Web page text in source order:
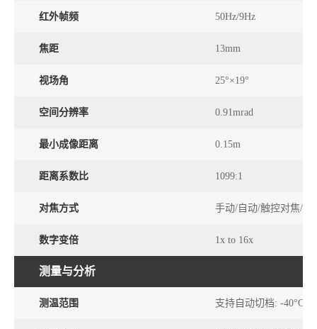
红外帧频 50Hz/9Hz
焦距 13mm
视场角 25°×19°
空间分辨率 0.91mrad
最小成像距离 0.15m
距离系数比 1099:1
对焦方式 手动/自动/触控对焦/连
数字变倍 1x to 16x
测量与分析
测温范围 支持自动切档: -